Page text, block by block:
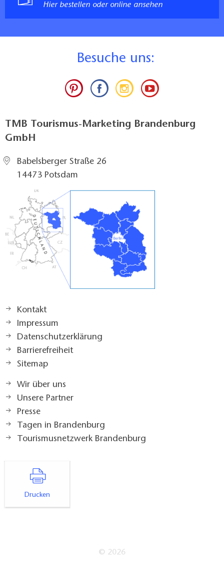
Hier bestellen oder online ansehen
Besuche uns:
TMB Tourismus-Marketing Brandenburg
GmbH
Babelsberger Straße 26
14473 Potsdam
Kontakt
Impressum
Datenschutzerklärung
Barrierefreiheit
Sitemap
Wir über uns
Unsere Partner
Presse
Tagen in Brandenburg
Tourismusnetzwerk Brandenburg
Drucken
© 2026